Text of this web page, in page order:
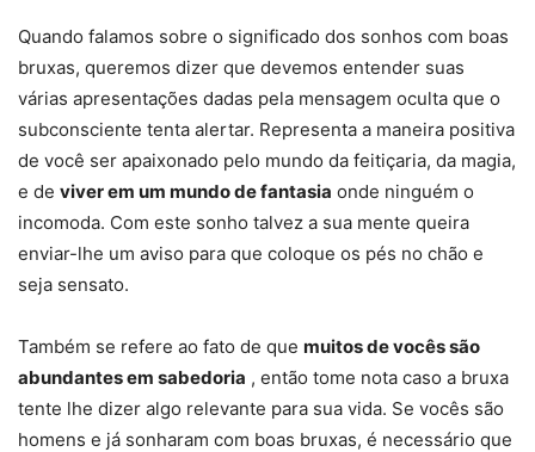
Quando falamos sobre o significado dos sonhos com boas
bruxas, queremos dizer que devemos entender suas
várias apresentações dadas pela mensagem oculta que o
subconsciente tenta alertar. Representa a maneira positiva
de você ser apaixonado pelo mundo da feitiçaria, da magia,
e de viver em um mundo de fantasia onde ninguém o
incomoda. Com este sonho talvez a sua mente queira
enviar-lhe um aviso para que coloque os pés no chão e
seja sensato.
Também se refere ao fato de que muitos de vocês são
abundantes em sabedoria , então tome nota caso a bruxa
tente lhe dizer algo relevante para sua vida. Se vocês são
homens e já sonharam com boas bruxas, é necessário que